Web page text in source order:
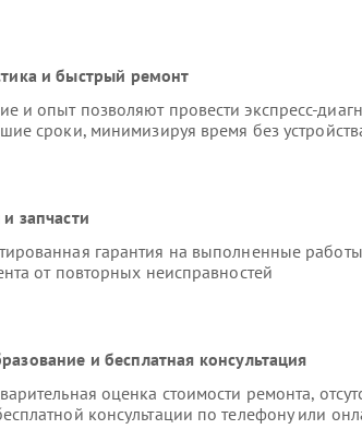
и быстрый ремонт
и опыт позволяют провести экспресс-
сроки, минимизируя время без
запчасти
гарантия на выполненные
от повторных неисправностей
и бесплатная консультация
оценка стоимости ремонта,
консультации по телефону или